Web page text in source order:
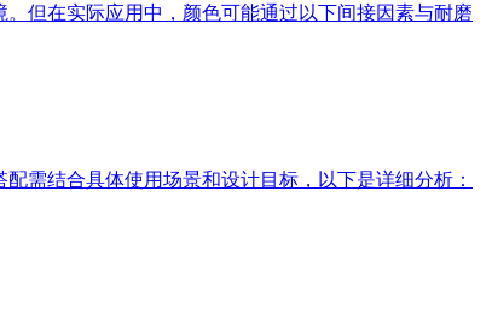
但在实际应用中，颜色可能通过以下间接因素与耐磨
需结合具体使用场景和设计目标，以下是详细分析：